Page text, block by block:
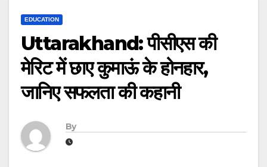
EDUCATION
Uttarakhand: पीसीएस की
मेरिट में छाए कुमाऊं के होनहार,
जानिए सफलता की कहानी
By